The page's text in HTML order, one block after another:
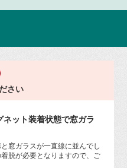
さい
ット装着状態で窓ガラ
窓ガラスが一直線に並んでし
脱が必要となりますので、ご